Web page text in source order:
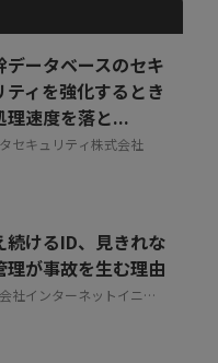
ビスについて
ただけます！
可能
無料
データベースのセキ
ティを強化するとき
理速度を落と...
セキュリティ株式会社
続けるID、見きれな
理が事故を生む理由
社インターネットイニシ